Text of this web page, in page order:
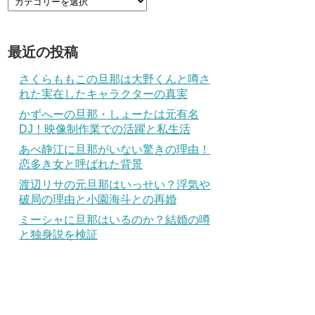
最近の投稿
さくらももこの旦那は大野くんと噂さ
れた実在したキャラクターの真実
かずへーの旦那・しょーたは元有名
DJ！映像制作業での活躍と私生活
あべ静江に旦那がいない驚きの理由！
恋多き女と呼ばれた背景
渡辺リサの元旦那はいっせい？浮気や
破局の理由と小園海斗との再婚
ミーシャに旦那はいるのか？結婚の噂
と独身説を検証